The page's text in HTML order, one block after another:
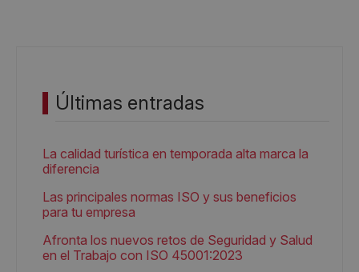
Últimas entradas
La calidad turística en temporada alta marca la
diferencia
Las principales normas ISO y sus beneficios
para tu empresa
Afronta los nuevos retos de Seguridad y Salud
en el Trabajo con ISO 45001:2023